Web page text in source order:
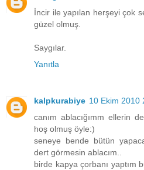
İncir ile yapılan herşeyi çok
güzel olmuş.
Saygılar.
Yanıtla
kalpkurabiye 10 Ekim 2010
canım ablacığımm ellerin
hoş olmuş öyle:)
seneye bende bütün
dert görmesin ablacım..
birde kapya çorbanı yaptım